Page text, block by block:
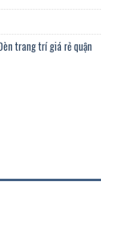
trang trí giá rẻ quận